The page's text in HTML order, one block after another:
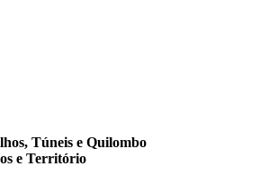
Túneis e Quilombo
e Território